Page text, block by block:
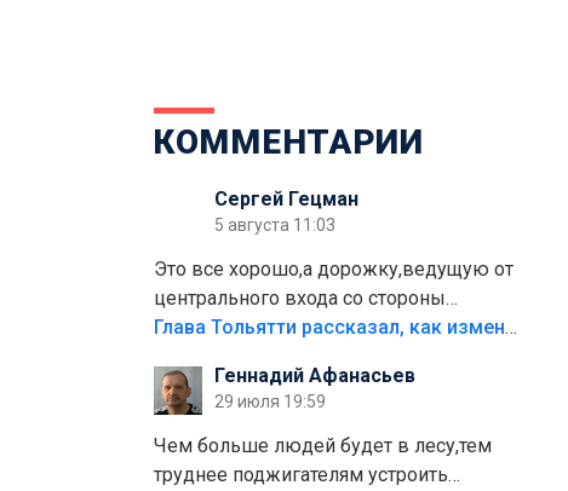
КОММЕНТАРИИ
Сергей Гецман
5 августа 11:03
Это все хорошо,а дорожку,ведущую от
центрального входа со стороны
кафе"Мираж" к аттракционам слабо
плитки не хватило,т.к.осенью и зимой
лежала в парке и испортилась.Да
еще,видимо,часть украли.
Глава Тольятти рассказал, как изменится парк Центрального района
Геннадий Афанасьев
29 июля 19:59
Чем больше людей будет в лесу,тем
труднее поджигателям устроить